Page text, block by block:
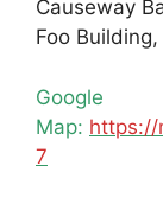
Causeway
Foo
Google
Map: https://
7